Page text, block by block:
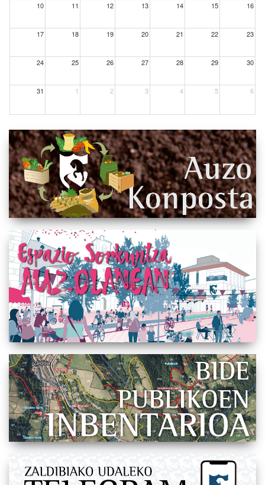
10 11 12 13 14 15 16
17 18 19 20 21 22 23
24 25 26 27 28 29 30
31 1 2 3 4 5 6